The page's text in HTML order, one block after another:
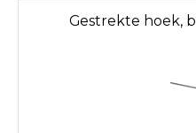
Gestrekte hoek,